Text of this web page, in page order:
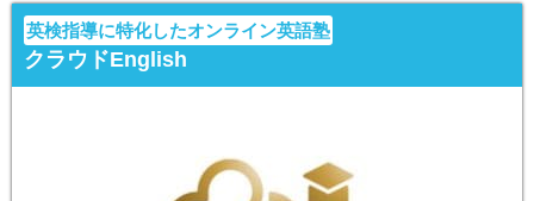
英検指導に特化したオンライン英語塾
クラウドEnglish